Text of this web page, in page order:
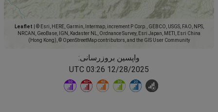
Leaflet
© Esri, HERE, Garmin, Intermap, increment P Corp., GEBCO, USGS, FAO, NPS,
NRCAN, GeoBase, IGN, Kadaster NL, Ordnance Survey, Esri Japan, METI, Esri China
(Hong Kong), © OpenStreetMap contributors, and the GIS User Community
واپسین بروزرسانی:
12/28/2025 03:26 UTC